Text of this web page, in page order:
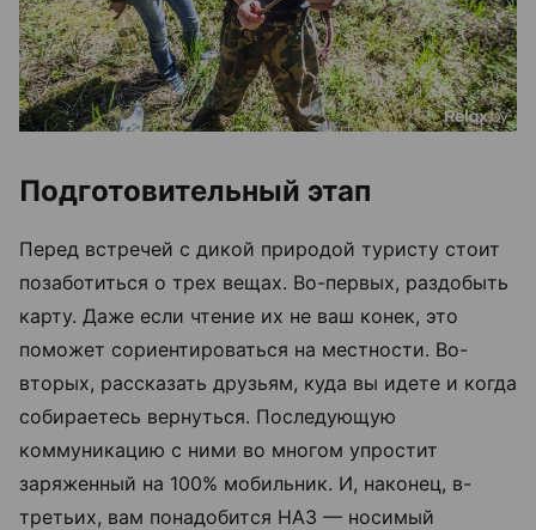
Подготовительный этап
Перед встречей с дикой природой туристу стоит
позаботиться о трех вещах. Во-первых, раздобыть
карту. Даже если чтение их не ваш конек, это
поможет сориентироваться на местности. Во-
вторых, рассказать друзьям, куда вы идете и когда
собираетесь вернуться. Последующую
коммуникацию с ними во многом упростит
заряженный на 100% мобильник. И, наконец, в-
третьих, вам понадобится НАЗ — носимый